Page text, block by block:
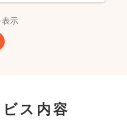
示
ス内容